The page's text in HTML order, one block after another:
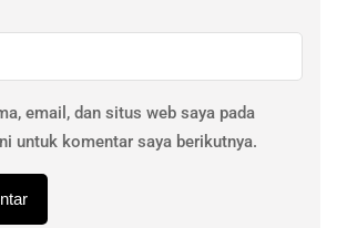
email, dan situs web saya pada
untuk komentar saya berikutnya.